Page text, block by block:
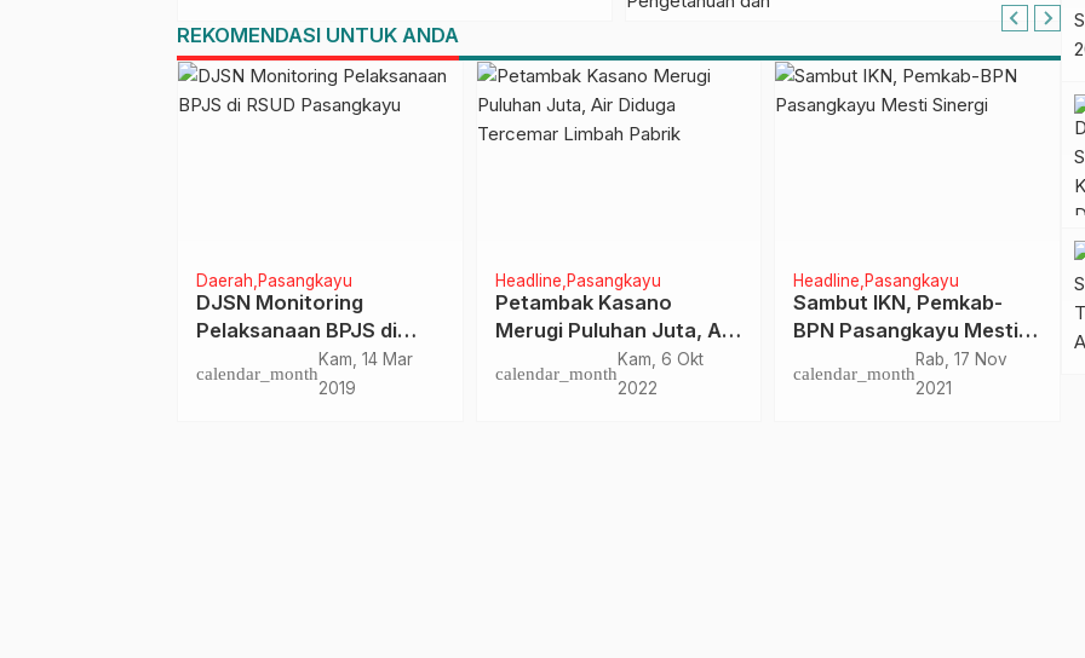
Keterampilan Keluarga
REKOMENDASI UNTUK ANDA
Daerah Pasangkayu
DJSN Monitoring
Pelaksanaan BPJS di
RSUD Pasangkayu
calendar_month
Kam, 14 Mar
2019
Headline Pasangkayu
Petambak Kasano
Merugi Puluhan Juta, Air
Diduga Tercemar Limbah
Pabrik
calendar_month
Kam, 6 Okt
2022
Headline Pasangkayu
Sambut IKN, Pemkab-
BPN Pasangkayu Mesti
calendar_month
Rab, 17 Nov
2021